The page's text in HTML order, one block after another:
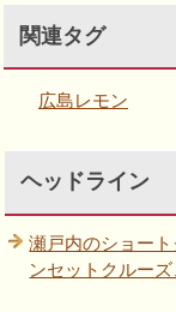
関連タグ
広島レモン
ヘッドライン
瀬戸内のショー
ンセットクルー